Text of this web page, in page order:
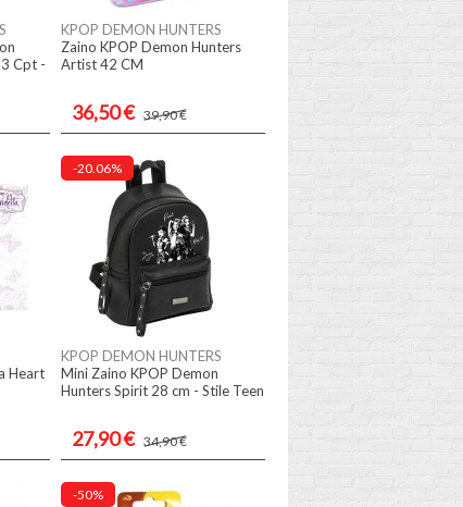
Cpt -
KPOP DEMON HUNTERS
Zaino KPOP Demon Hunters
Artist 42 CM
36,50 € 39,90 €
Heart
-20.06%
KPOP DEMON HUNTERS
Mini Zaino KPOP Demon
Hunters Spirit 28 cm - Stile Teen
27,90 € 34,90 €
-50%